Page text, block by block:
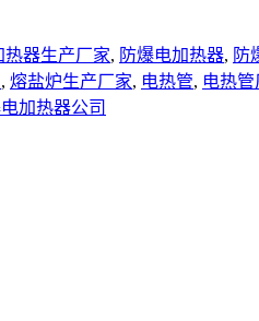
热器生产厂家, 防爆电加热器, 防
, 熔盐炉生产厂家, 电热管, 电热管
加热器公司